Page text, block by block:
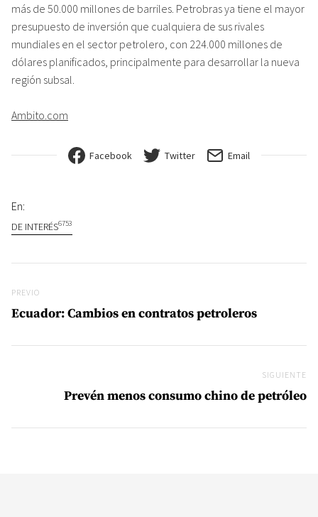
más de 50.000 millones de barriles. Petrobras ya tiene el mayor
presupuesto de inversión que cualquiera de sus rivales
mundiales en el sector petrolero, con 224.000 millones de
dólares planificados, principalmente para desarrollar la nueva
región subsal.
Ambito.com
Facebook Twitter Email
En:
DE INTERÉS6753
Previo
PREVIO
Ecuador: Cambios en contratos petroleros
SIGUIENTE
Prevén menos consumo chino de petróleo